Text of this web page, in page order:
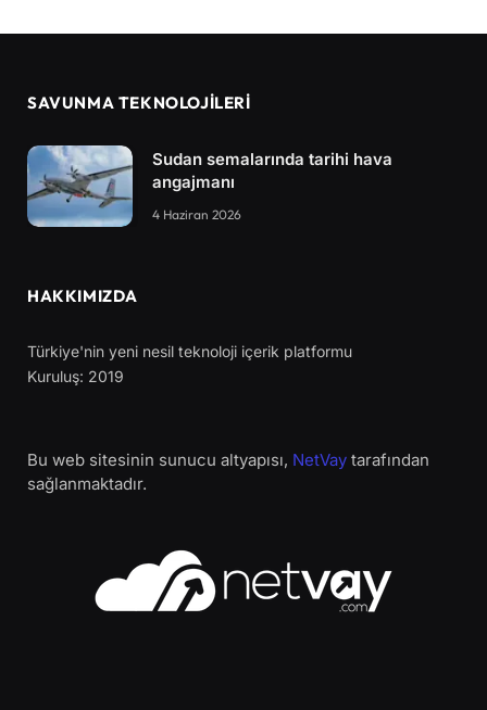
SAVUNMA TEKNOLOJİLERİ
Sudan semalarında tarihi hava
angajmanı
4 Haziran 2026
HAKKIMIZDA
Türkiye'nin yeni nesil teknoloji içerik platformu
Kuruluş: 2019
Bu web sitesinin sunucu altyapısı, NetVay tarafından
sağlanmaktadır.